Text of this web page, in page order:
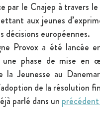
par le Cnajep à travers
aux jeunes
décisions européennes.
Provox a été lancée
une phase de mise en
la Jeunesse au
de la résolution
parlé dans un